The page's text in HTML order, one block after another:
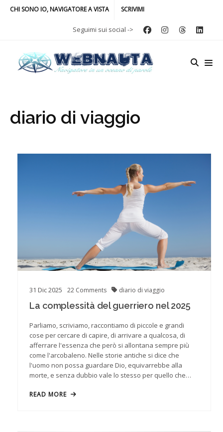
CHI SONO IO, NAVIGATORE A VISTA SCRIVIMI
Seguimi sui social ->
diario di viaggio
31 Dic2025 22 Comments diario di viaggio
La complessità del guerriero nel 2025
Parliamo, scriviamo, raccontiamo di piccole e grandi
cose per cercare di capire, di arrivare a qualcosa, di
afferrare l'essenza che però si allontana sempre più
come l'arcobaleno. Nelle storie antiche si dice che
l'uomo non possa guardare Dio, equivarrebbe alla
morte, e senza dubbio vale lo stesso per quello che…
READ MORE